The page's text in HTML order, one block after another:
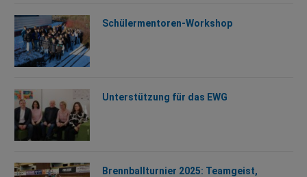
Schülermentoren-Workshop
Unterstützung für das EWG
Brennballturnier 2025: Teamgeist,